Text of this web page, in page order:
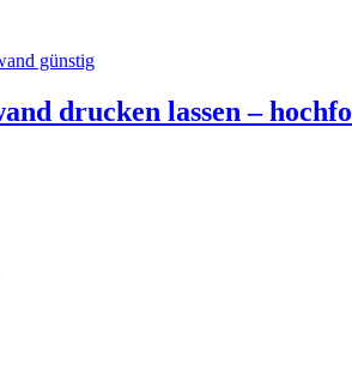
drucken lassen –